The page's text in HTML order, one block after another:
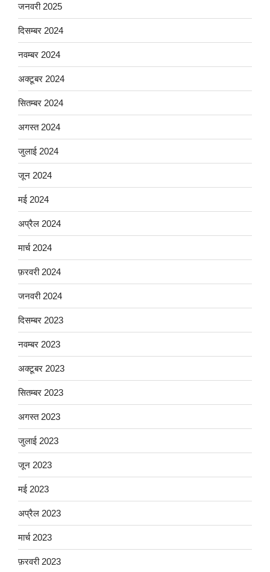
जनवरी 2025
दिसम्बर 2024
नवम्बर 2024
अक्टूबर 2024
सितम्बर 2024
अगस्त 2024
जुलाई 2024
जून 2024
मई 2024
अप्रैल 2024
मार्च 2024
फ़रवरी 2024
जनवरी 2024
दिसम्बर 2023
नवम्बर 2023
अक्टूबर 2023
सितम्बर 2023
अगस्त 2023
जुलाई 2023
जून 2023
मई 2023
अप्रैल 2023
मार्च 2023
फ़रवरी 2023